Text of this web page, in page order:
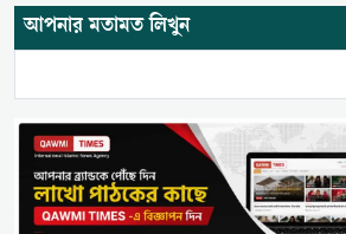
আপনার মতামত লিখুন